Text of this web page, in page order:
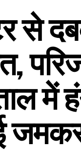
SEE
से
में
जमकर